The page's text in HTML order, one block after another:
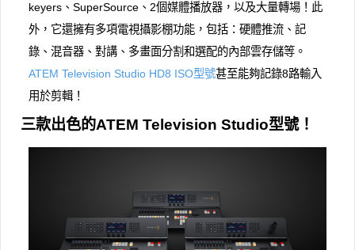
keyers、SuperSource、2個媒體播放器，以及大量轉場！此
外，它還擁有多項電視攝影棚功能，包括：硬體推流、記
錄、混音器、對講、多畫面分割和選配的內部雲存儲等。
ATEM Television Studio HD8 ISO型號甚至能夠記錄8路輸入
用於剪輯！
三款出色的ATEM Television Studio型號！